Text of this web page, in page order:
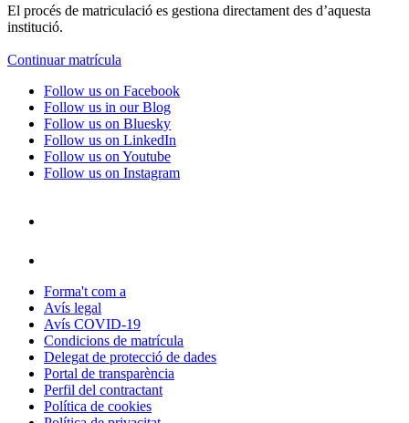
El procés de matriculació es gestiona directament des d’aquesta
institució.
Continuar matrícula
Follow us on Facebook
Follow us in our Blog
Follow us on Bluesky
Follow us on LinkedIn
Follow us on Youtube
Follow us on Instagram
Forma't com a
Avís legal
Avís COVID-19
Condicions de matrícula
Delegat de protecció de dades
Portal de transparència
Perfil del contractant
Política de cookies